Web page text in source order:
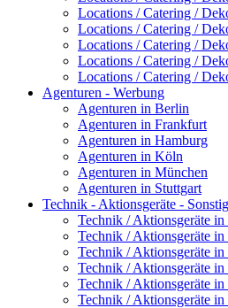
Locations / Catering /
Locations / Catering /
Locations / Catering /
Locations / Catering /
Locations / Catering /
Agenturen - Werbung
Agenturen in Berlin
Agenturen in Frankfurt
Agenturen in Hamburg
Agenturen in Köln
Agenturen in München
Agenturen in Stuttgart
Technik - Aktionsgeräte -
Technik / Aktionsgeräte
Technik / Aktionsgeräte
Technik / Aktionsgeräte
Technik / Aktionsgeräte
Technik / Aktionsgeräte in
Technik / Aktionsgeräte in